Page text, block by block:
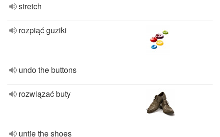
stretch
rozpiąć guziki
undo the buttons
rozwiązać buty
untie the shoes